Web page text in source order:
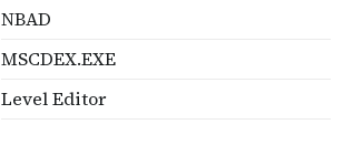
NBAD
MSCDEX.EXE
Level Editor